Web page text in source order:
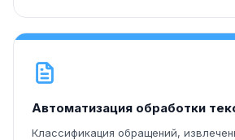
Автоматизация обработки
Классификация обращений,